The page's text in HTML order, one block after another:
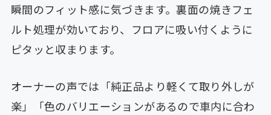
瞬間のフィット感に気づきます。裏面の焼きフェ
ルト処理が効いており、フロアに吸い付くように
ピタッと収まります。
オーナーの声では「純正品より軽くて取り外しが
楽」「色のバリエーションがあるので車内に合わ